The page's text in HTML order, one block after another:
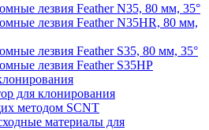
лезвия Feather N35, 80 мм, 35°
лезвия Feather N35HR, 80 мм,
лезвия Feather S35, 80 мм, 35°
лезвия Feather S35HP
для клонирования
методом SCNT
материалы для